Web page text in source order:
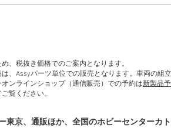
、税抜き価格でのご案内となります。
、Assyパーツ単位での販売となります。車両の組
ンラインショップ（通信販売）での予約は新製品
覧ください。
東京、通販ほか、全国のホビーセンターカ